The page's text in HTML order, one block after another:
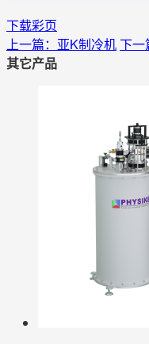
下载彩页
上一篇：亚K制冷机下一
其它产品